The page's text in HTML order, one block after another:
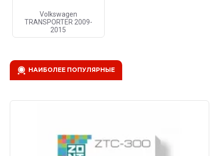
Volkswagen
TRANSPORTER 2009-
2015
НАИБОЛЕЕ ПОПУЛЯРНЫЕ